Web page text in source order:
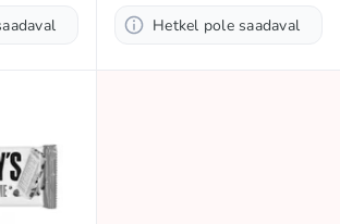
Hetkel pole saadaval